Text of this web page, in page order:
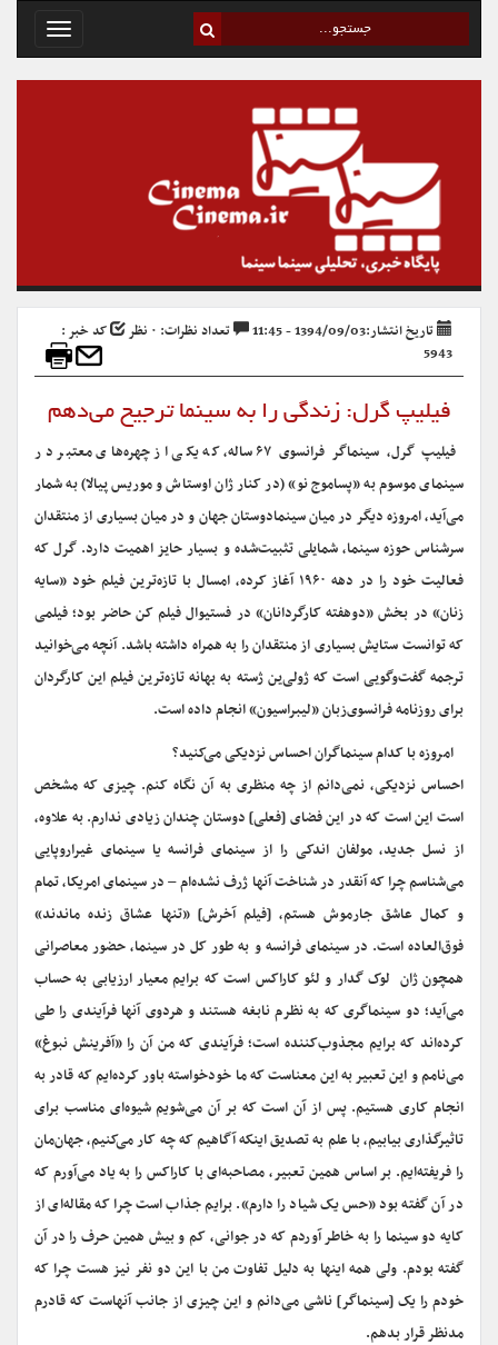
Toggle
تاریخ انتشار:1394/09/03 - 11:45 تعداد نظرات: ۰ نظر
کد خبر :
5943
فیلیپ گرل: زندگی را به سینما ترجیح می‌دهم
فیلیپ گرل، سینماگر فرانسوی ۶۷ ساله، که یکی از چهره‌های معتبر در
سینمای موسوم به «پساموج نو» (در کنار ژان اوستاش و موریس پیالا) به شمار
می‌آید، امروزه دیگر در میان سینمادوستان جهان و در میان بسیاری از منتقدان
سرشناس حوزه سینما، شمایلی تثبیت‌شده و بسیار حایز اهمیت دارد. گرل که
فعالیت خود را در دهه ۱۹۶۰ آغاز کرده، امسال با تازه‌ترین فیلم خود «سایه
زنان» در بخش «دوهفته کارگردانان» در فستیوال فیلم کن حاضر بود؛ فیلمی
که توانست ستایش بسیاری از منتقدان را به همراه داشته باشد. آنچه می‌خوانید
ترجمه گفت‌وگویی است که ژولی‌ین ژسته به بهانه تازه‌ترین فیلم این کارگردان
برای روزنامه فرانسوی‌زبان «لیبراسیون» انجام داده است.
امروزه با کدام سینماگران احساس نزدیکی می‌کنید؟
احساس نزدیکی، نمی‌دانم از چه منظری به آن نگاه کنم. چیزی که مشخص
است این است که در این فضای [فعلی] دوستان چندان زیادی ندارم. به علاوه،
از نسل جدید، مولفان اندکی را از سینمای فرانسه یا سینمای غیراروپایی
می‌شناسم چرا که آنقدر در شناخت‌ آنها ژرف نشده‌ام – در سینمای امریکا، تمام
و کمال عاشق جارموش هستم، [فیلم آخرش] «تنها عشاق زنده ماندند»
فوق‌العاده است. در سینمای فرانسه و به طور کل در سینما، حضور معاصرانی
همچون ژان لوک گدار و لئو کاراکس است که برایم معیار ارزیابی به حساب
می‌آید؛ دو سینماگری که به نظرم نابغه‌ هستند و هردوی آنها فرآیندی را طی
کرده‌اند که برایم مجذوب‌کننده است؛ فرآیندی که من آن را «آفرینش نبوغ»
می‌نامم و این تعبیر به این معناست که ما خودخواسته باور کرده‌ایم که قادر به
انجام کاری هستیم. پس از آن است که بر آن می‌شویم شیوه‌ای مناسب برای
تاثیرگذاری بیابیم، با علم به تصدیق اینکه آگاهیم که چه کار می‌کنیم، جهان‌مان
را فریفته‌ایم. بر اساس همین تعبیر، مصاحبه‌ای با کاراکس را به یاد می‌آورم که
در آن گفته بود «حس یک شیاد را دارم». برایم جذاب است چرا که مقاله‌ای از
کایه دو سینما را به خاطر آوردم که در جوانی، کم و بیش همین حرف را در آن
گفته بودم. ولی همه اینها به دلیل تفاوت من با این دو نفر نیز هست چرا که
خودم را یک [سینماگر] ناشی می‌دانم و این چیزی از جانب آنهاست که قادرم
مدنظر قرار بدهم.